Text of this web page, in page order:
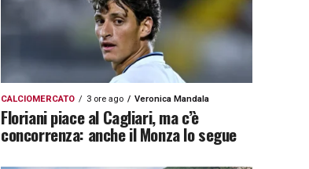
CALCIOMERCATO 3 ore ago Veronica Mandala
Floriani piace al Cagliari, ma c’è
concorrenza: anche il Monza lo segue